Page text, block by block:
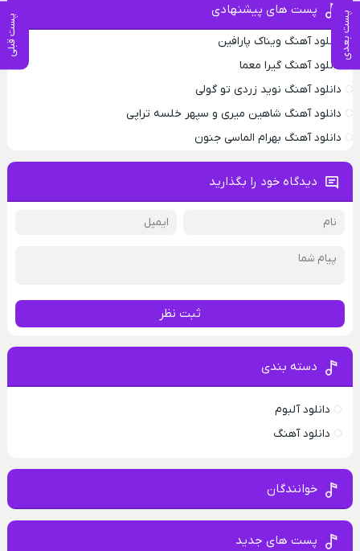
پست بعدی پست قبلی
پست های پیشنهادی
دانلود آهنگ ویناک پارافین
دانلود آهنگ گیرا معما
دانلود آهنگ نوید زردی تو گولی
دانلود آهنگ شاهین میری و سپهر خلسه تراپی
دانلود آهنگ بهرام الماسی جنون
دیدگاه خود را بگذارید
ثبت نظر
دسته بندی
دانلود آلبوم
دانلود آهنگ
خوانندگان
پست های جدید